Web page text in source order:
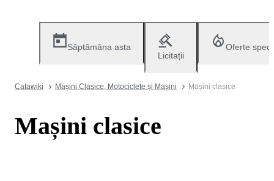
Săptămâna asta
Licitații
Oferte
Catawiki Mașini Clasice, Motociclete și Mașini Mașini clasice
Mașini clasice